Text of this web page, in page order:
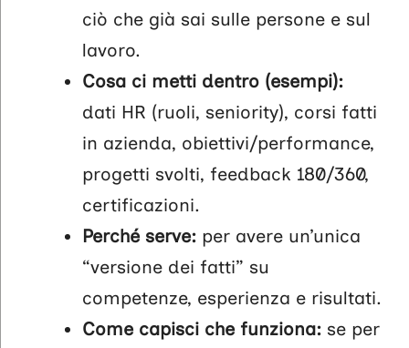
ciò che già sai sulle persone e sul
lavoro.
Cosa ci metti dentro (esempi):
dati HR (ruoli, seniority), corsi fatti
in azienda, obiettivi/performance,
progetti svolti, feedback 180/360,
certificazioni.
Perché serve: per avere un’unica
“versione dei fatti” su
competenze, esperienza e risultati.
Come capisci che funziona: se per